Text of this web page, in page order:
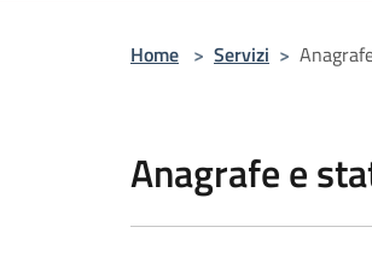
Home > Servizi >
Anagrafe e